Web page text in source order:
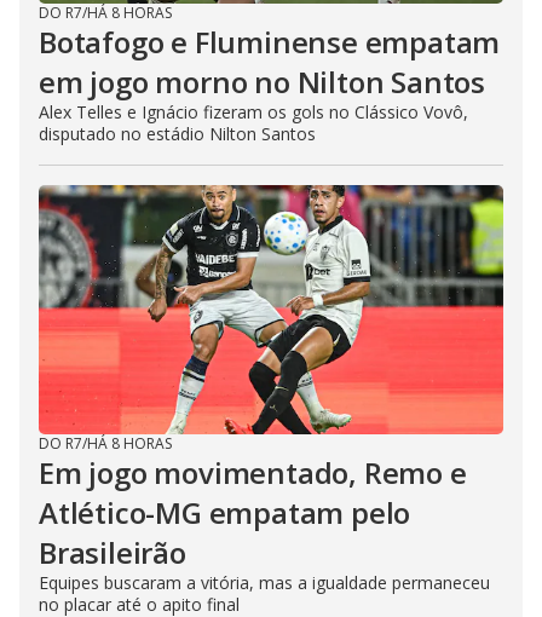
DO R7/HÁ 8 HORAS
Botafogo e Fluminense empatam
em jogo morno no Nilton Santos
Alex Telles e Ignácio fizeram os gols no Clássico Vovô,
disputado no estádio Nilton Santos
DO R7/HÁ 8 HORAS
Em jogo movimentado, Remo e
Atlético-MG empatam pelo
Brasileirão
Equipes buscaram a vitória, mas a igualdade permaneceu
no placar até o apito final